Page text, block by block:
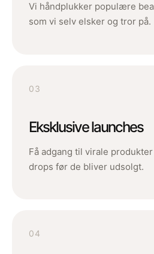
Vi håndplukker populære
som vi selv elsker og tror på.
03
Eksklusive launches
Få adgang til virale
drops før de bliver udsolgt.
04